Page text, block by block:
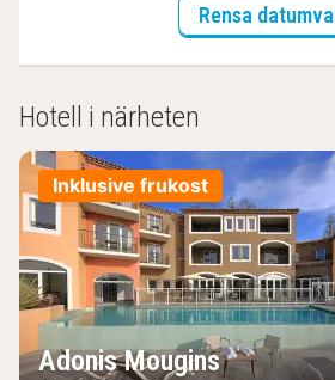
Rensa datumval
Hotell i närheten
Inklusive frukost
Adonis Mougins